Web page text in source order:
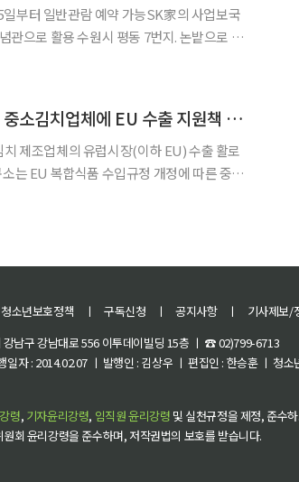
부터 일반관람 예약 가능SK家의 사업보국
7번지. 논밭으로 둘
대상·CJ제일제당·세계김치연구소, 중소김치업체에 EU 수출 지원책 마련
제조업체의 유럽시장(이하 EU) 수출 활로
는 EU 복합식품 수입규정 개정에 따른 중소
청소년보호정책 ㅣ 구독신청 ㅣ 공지사항 ㅣ 기사제보/
남구 강남대로 556 이투데이빌딩 15층 ㅣ ☎ 02)799-6713
자 : 2014.02.07 ㅣ 발행인 : 김상우 ㅣ 편집인 : 한승훈 ㅣ 청
령, 기자윤리강령, 임직원 윤리강령 및 실천규정을 제정, 준수
회 윤리강령을 준수하며, 저작권법의 보호를 받습니다.